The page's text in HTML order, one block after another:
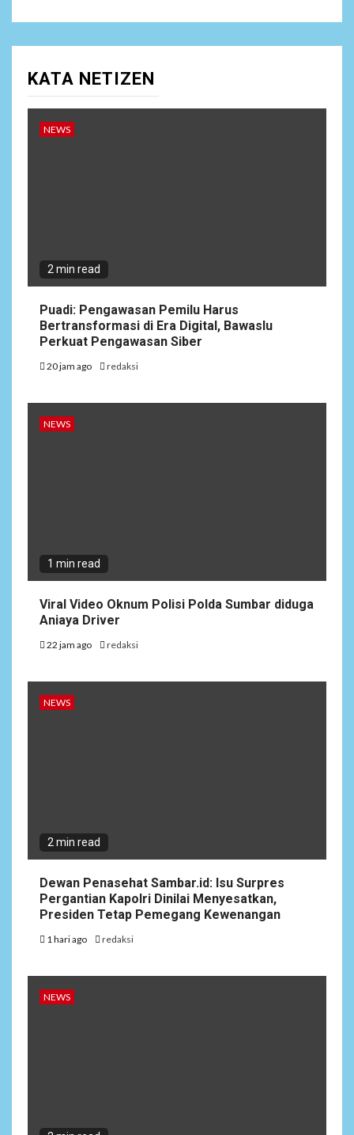
KATA NETIZEN
NEWS
2 min read
Puadi: Pengawasan Pemilu Harus
Bertransformasi di Era Digital, Bawaslu
Perkuat Pengawasan Siber
20 jam ago redaksi
NEWS
1 min read
Viral Video Oknum Polisi Polda Sumbar diduga
Aniaya Driver
22 jam ago redaksi
NEWS
2 min read
Dewan Penasehat Sambar.id: Isu Surpres
Pergantian Kapolri Dinilai Menyesatkan,
Presiden Tetap Pemegang Kewenangan
1 hari ago redaksi
NEWS